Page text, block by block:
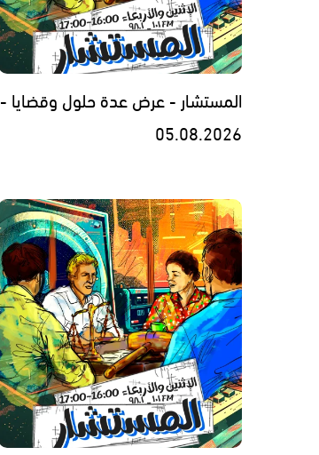
المستشار - عرض عدة حلول وقضايا -
05.08.2026